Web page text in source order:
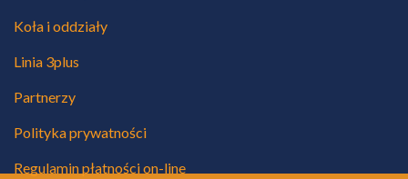
Koła i oddziały
Linia 3plus
Partnerzy
Polityka prywatności
Regulamin płatności on-line